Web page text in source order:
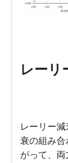
レーリ
レーリー
衰の組み合
がって、両